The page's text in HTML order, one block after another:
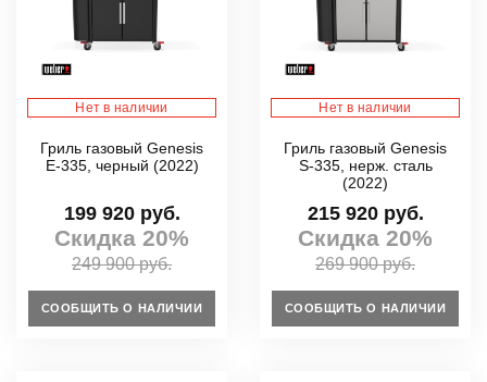
Нет в наличии
Гриль газовый Genesis
E-335, черный (2022)
199 920 руб.
Скидка 20%
249 900 руб.
СООБЩИТЬ О НАЛИЧИИ
Нет в наличии
Гриль газовый Genesis
S-335, нерж. сталь
(2022)
215 920 руб.
Скидка 20%
269 900 руб.
СООБЩИТЬ О НАЛИЧИИ